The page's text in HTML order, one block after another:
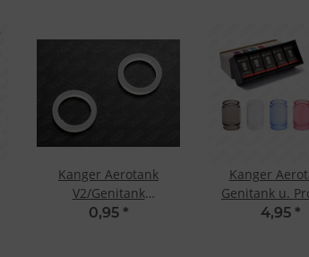
Kanger Aerotank
V2/Genitank
Ersatzdichtungen
0,95 *
Kanger
Genitank u.
Replacement
4,95 *